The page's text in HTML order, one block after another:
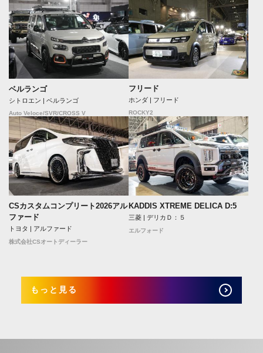
ベルランゴ
シトロエン | ベルランゴ
Auto Veloce/SVR/CROSS V
フリード
ホンダ | フリード
ROCKY2
CSカスタムコンプリート2026アル
ファード
トヨタ | アルファード
株式会社CSオートディーラー
KADDIS XTREME DELICA D:5
三菱 | デリカＤ：５
エルフォード
もっと見る